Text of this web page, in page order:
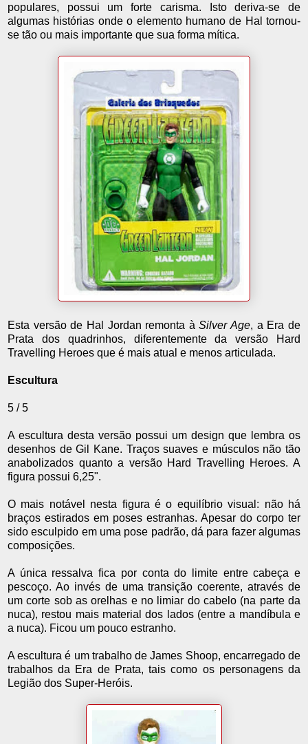
populares, possui um forte carisma. Isto deriva-se de
algumas histórias onde o elemento humano de Hal tornou-
se tão ou mais importante que sua forma mítica.
Esta versão de Hal Jordan remonta àSilver Age, a Era de
Prata dos quadrinhos, diferentemente da versão Hard
Travelling Heroes que é mais atual e menos articulada.
Escultura
5 / 5
A escultura desta versão possui um design que lembra os
desenhos de Gil Kane. Traços suaves e músculos não tão
anabolizados quanto a versão Hard Travelling Heroes. A
figura possui 6,25".
O mais notável nesta figura é o equilíbrio visual: não há
braços estirados em poses estranhas. Apesar do corpo ter
sido esculpido em uma pose padrão, dá para fazer algumas
composições.
A única ressalva fica por conta do limite entre cabeça e
pescoço. Ao invés de uma transição coerente, através de
um corte sob as orelhas e no limiar do cabelo (na parte da
nuca), restou mais material dos lados (entre a mandíbula e
a nuca). Ficou um pouco estranho.
A escultura é um trabalho de James Shoop, encarregado de
trabalhos da Era de Prata, tais como os personagens da
Legião dos Super-Heróis.